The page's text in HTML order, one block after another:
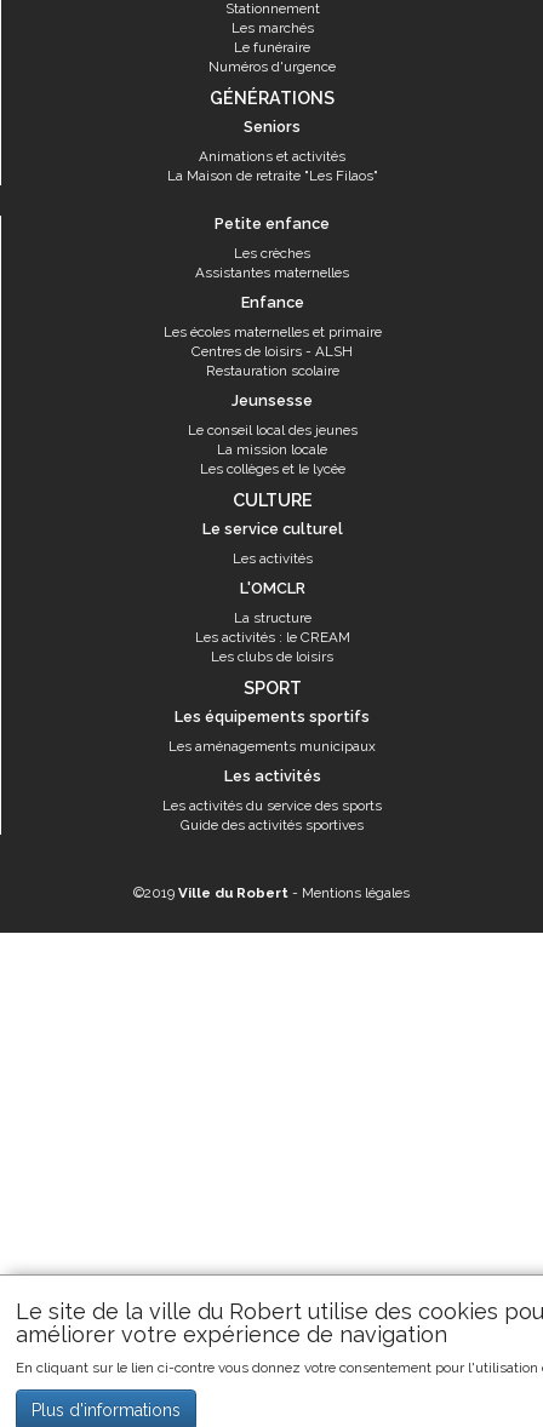
Le site de la ville du Robert utilise des cookies
améliorer votre expérience de navigation
En cliquant sur le lien ci-contre vous donnez votre consentement pour l'utilisation
Plus d'informations
Stationnement
Les marchés
Le funéraire
Numéros d'urgence
GÉNÉRATIONS
Seniors
Animations et activités
La Maison de retraite "Les Filaos"
Petite enfance
Les crèches
Assistantes maternelles
Enfance
Les écoles maternelles et primaire
Centres de loisirs - ALSH
Restauration scolaire
Jeunsesse
Le conseil local des jeunes
La mission locale
Les collèges et le lycée
CULTURE
Le service culturel
Les activités
L'OMCLR
La structure
Les activités : le CREAM
Les clubs de loisirs
SPORT
Les équipements sportifs
Les aménagements municipaux
Les activités
Les activités du service des sports
Guide des activités sportives
©2019 Ville du Robert - Mentions légales